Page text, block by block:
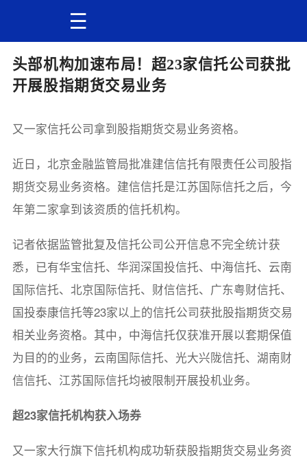
头部机构加速布局！超23家信托公司获批
开展股指期货交易业务
又一家信托公司拿到股指期货交易业务资格。
近日，北京金融监管局批准建信信托有限责任公司股指
期货交易业务资格。建信信托是江苏国际信托之后，今
年第二家拿到该资质的信托机构。
记者依据监管批复及信托公司公开信息不完全统计获
悉，已有华宝信托、华润深国投信托、中海信托、云南
国际信托、北京国际信托、财信信托、广东粤财信托、
国投泰康信托等23家以上的信托公司获批股指期货交易
相关业务资格。其中，中海信托仅获准开展以套期保值
为目的的业务，云南国际信托、光大兴陇信托、湖南财
信信托、江苏国际信托均被限制开展投机业务。
超23家信托机构获入场券
又一家大行旗下信托机构成功斩获股指期货交易业务资